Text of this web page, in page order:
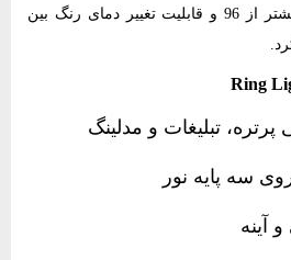
Light FE 580 III با CRI بیشتر از 96 و قابلیت تغییر دمای رنگ بین
تبلیغات و مدلینگ
سه پایه نور
آینه